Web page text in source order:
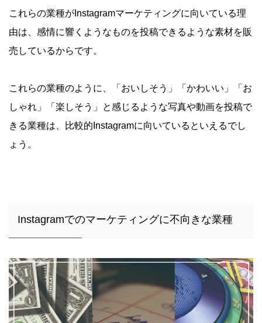
これらの業種がInstagramマーケティングに向いている理
由は、感情に響くようなものを投稿できるような素材を販
売しているからです。
これらの業種のように、「おいしそう」「かわいい」「お
しゃれ」「楽しそう」と感じるような写真や動画を投稿で
きる業種は、比較的Instagramに向いているといえるでし
ょう。
Instagramでのマーケティングに不向きな業種